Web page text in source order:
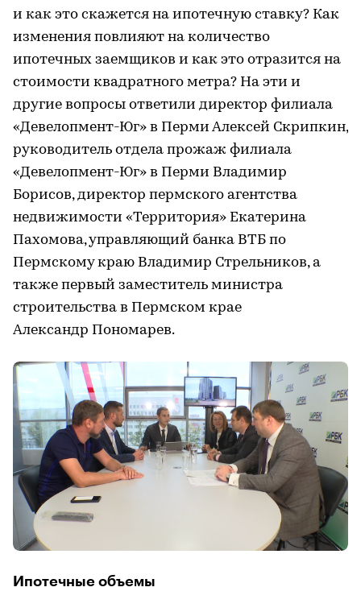
и как это скажется на ипотечную ставку? Как
изменения повлияют на количество
ипотечных заемщиков и как это отразится на
стоимости квадратного метра? На эти и
другие вопросы ответили директор филиала
«Девелопмент-Юг» в Перми Алексей Скрипкин,
руководитель отдела прожаж филиала
«Девелопмент-Юг» в Перми Владимир
Борисов, директор пермского агентства
недвижимости «Территория» Екатерина
Пахомова, управляющий банка ВТБ по
Пермскому краю Владимир Стрельников, а
также первый заместитель министра
строительства в Пермском крае
Александр Пономарев.
Ипотечные объемы